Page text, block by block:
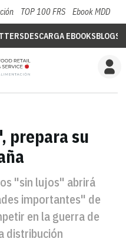
TOP 100 FRS Ebook MDD
DESCARGA EBOOKSBLOGS
prepara su
"sin lujos" abrirá
importantes" de
en la guerra de
distribución